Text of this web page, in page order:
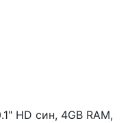
HD син, 4GB RAM,